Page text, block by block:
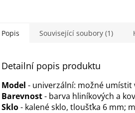
hvězdiček.
Popis Související soubory (1)
Detailní popis produktu
Model - univerzální: možné umístit
Barevnost- barva hliníkových a
Sklo- kalené sklo, tloušťka 6 mm;